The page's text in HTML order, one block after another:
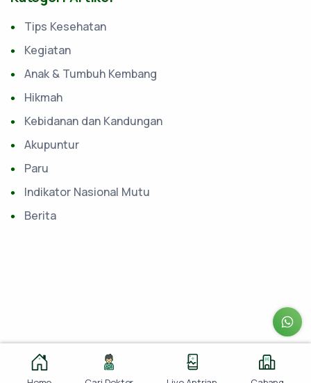
Tips Kesehatan
Kegiatan
Anak & Tumbuh Kembang
Hikmah
Kebidanan dan Kandungan
Akupuntur
Paru
Indikator Nasional Mutu
Berita